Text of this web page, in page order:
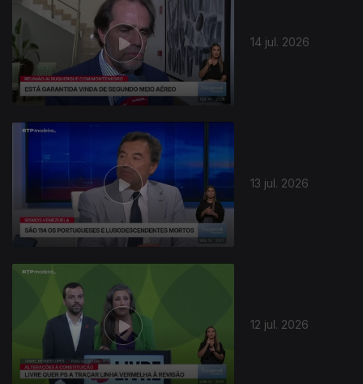
14 jul. 2026
13 jul. 2026
12 jul. 2026